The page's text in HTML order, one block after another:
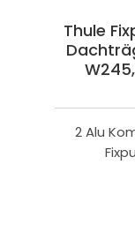
Thule
2 Alu